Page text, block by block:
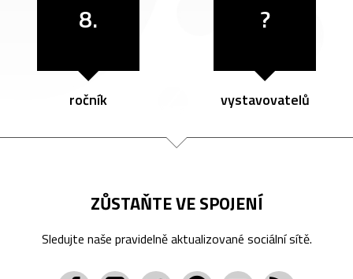
8.
ročník
?
vystavovatelů
ZŮSTAŇTE VE SPOJENÍ
Sledujte naše pravidelně aktualizované sociální sítě.